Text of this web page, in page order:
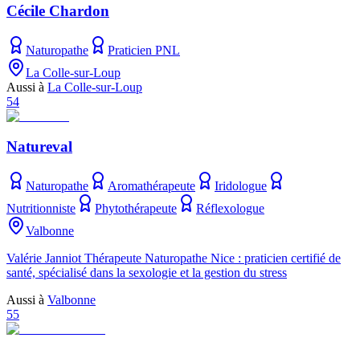
Cécile Chardon
Naturopathe
Praticien PNL
La Colle-sur-Loup
Aussi à La Colle-sur-Loup
54
Natureval
Naturopathe Aromathérapeute
Iridologue
Nutritionniste
Phytothérapeute
Réflexologue
Valbonne
Valérie Janniot Thérapeute Naturopathe Nice : praticien certifié de
santé, spécialisé dans la sexologie et la gestion du stress
Aussi à Valbonne
55